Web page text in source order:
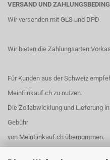
VERSAND UND
Wir versenden mit GLS und DPD
Wir bieten die Zahlungsarten
Für Kunden aus der Schweiz
MeinEinkauf.ch zu nutzen.
Die Zollabwicklung und Lieferung
Gebühr
von MeinEinkauf.ch übernommen.